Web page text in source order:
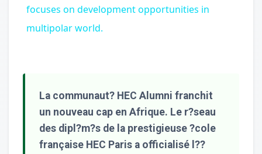
focuses on development opportunities in
multipolar world.
La communaut? HEC Alumni franchit
un nouveau cap en Afrique. Le r?seau
des dipl?m?s de la prestigieuse ?cole
française HEC Paris a officialisé l??